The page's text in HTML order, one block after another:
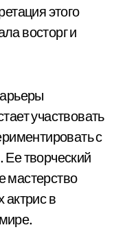
этого
восторг и
участвовать
с
творческий
мастерство
в